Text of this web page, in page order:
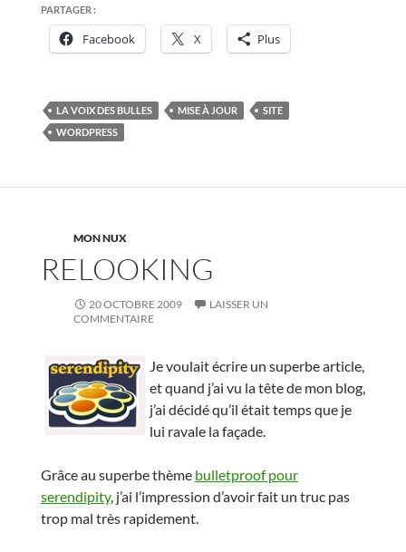
PARTAGER :
Facebook X Plus
LA VOIX DES BULLES MISE À JOUR
SITE
WORDPRESS
MON NUX
RELOOKING
20 OCTOBRE 2009
LAISSER UN
COMMENTAIRE
Je voulait écrire un superbe article,
et quand j’ai vu la tête de mon blog,
j’ai décidé qu’il était temps que je
lui ravale la façade.
Grâce au superbe thème bulletproof pour
serendipity, j’ai l’impression d’avoir fait un truc pas
trop mal très rapidement.